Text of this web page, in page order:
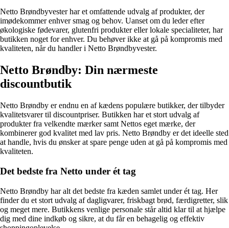
Netto Brøndbyvester har et omfattende udvalg af produkter, der
imødekommer enhver smag og behov. Uanset om du leder efter
økologiske fødevarer, glutenfri produkter eller lokale specialiteter, har
butikken noget for enhver. Du behøver ikke at gå på kompromis med
kvaliteten, når du handler i Netto Brøndbyvester.
Netto Brøndby: Din nærmeste
discountbutik
Netto Brøndby er endnu en af kædens populære butikker, der tilbyder
kvalitetsvarer til discountpriser. Butikken har et stort udvalg af
produkter fra velkendte mærker samt Nettos eget mærke, der
kombinerer god kvalitet med lav pris. Netto Brøndby er det ideelle sted
at handle, hvis du ønsker at spare penge uden at gå på kompromis med
kvaliteten.
Det bedste fra Netto under ét tag
Netto Brøndby har alt det bedste fra kæden samlet under ét tag. Her
finder du et stort udvalg af dagligvarer, friskbagt brød, færdigretter, slik
og meget mere. Butikkens venlige personale står altid klar til at hjælpe
dig med dine indkøb og sikre, at du får en behagelig og effektiv